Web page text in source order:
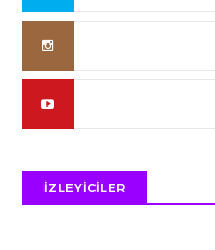
İZLEYİCİLER